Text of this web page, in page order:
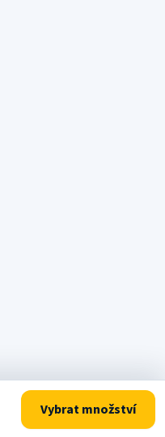
Vybrat množství